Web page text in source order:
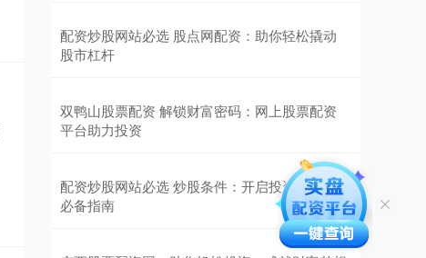
配资炒股网站必选 股点网配资：助你轻松撬动
股市杠杆
双鸭山股票配资 解锁财富密码：网上股票配资
平台助力投资
配资炒股网站必选 炒股条件：开启投资之旅的
必备指南